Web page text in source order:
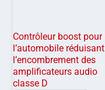
Contrôleur boost pour
l’automobile réduisant
l’encombrement des
amplificateurs audio
classe D